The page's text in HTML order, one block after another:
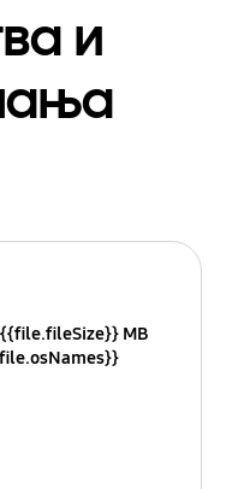
и
{{file.fileSize}} MB